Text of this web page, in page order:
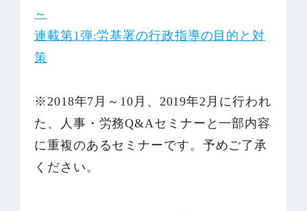
～
連載第1弾:労基署の行政指導の目的と対
策
※2018年7月～10月、2019年2月に行われ
た、人事・労務Q&Aセミナーと一部内容
に重複のあるセミナーです。予めご了承
ください。